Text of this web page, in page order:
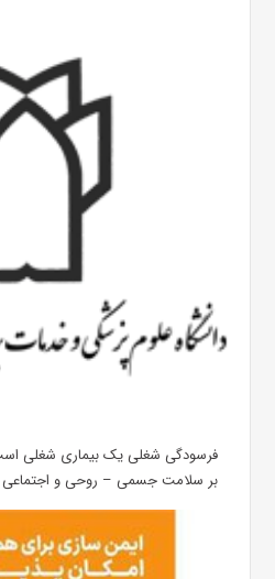
فرسودگی شغلی یک بیماری شغلی
بر سلامت جسمی – روحی و اجتماعی